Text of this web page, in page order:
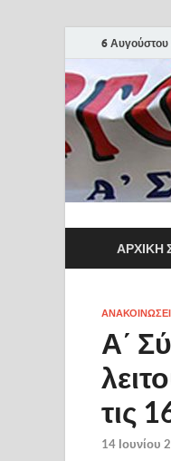
6 Αυγούστου
ΑΡΧΙΚΗ
Α΄
τις
14 Ιουνίου